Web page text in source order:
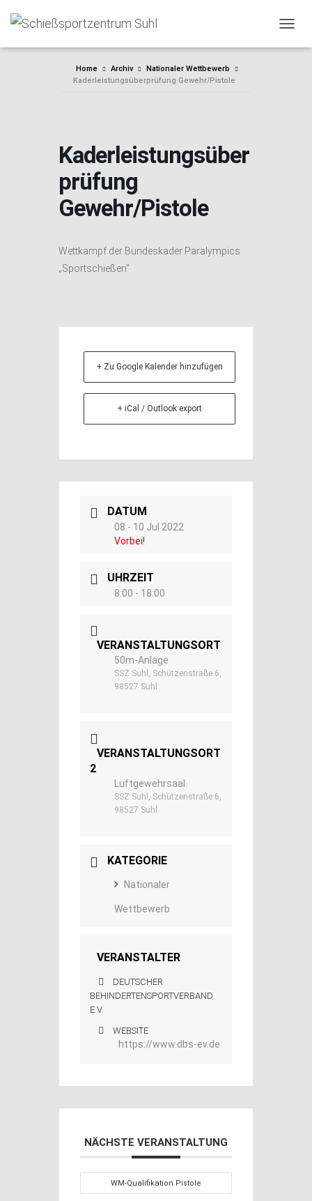
Home Archiv
Nationaler Wettbewerb
Kaderleistungsüberprüfung Gewehr/Pistole
Kaderleistungsüber
prüfung
Gewehr/Pistole
Wettkampf der Bundeskader Paralympics
„Sportschießen“
+ Zu Google Kalender hinzufügen
+ iCal / Outlook export
DATUM
08 - 10 Jul 2022
Vorbei!
UHRZEIT
8:00 - 18:00
VERANSTALTUNGSORT
50m-Anlage
SSZ Suhl, Schützenstraße 6,
98527 Suhl
VERANSTALTUNGSORT
2
Luftgewehrsaal
SSZ Suhl, Schützenstraße 6,
98527 Suhl
KATEGORIE
Nationaler
Wettbewerb
VERANSTALTER
DEUTSCHER
BEHINDERTENSPORTVERBAND
E.V.
WEBSITE
https://www.dbs-ev.de
NÄCHSTE VERANSTALTUNG
WM-Qualifikation Pistole